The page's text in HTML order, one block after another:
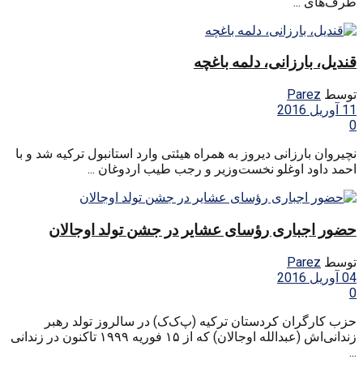
قندیل، بارزانی، دلمه باغچه
توسط Parez
11 آوریل 2016
0
نچیروان بارزانی دیروز به همراه هیئتی وارد استانبول ترکیه شد و با
احمد داود اوغلو نخست‌وزیر و رجب طیب اردوغان ...
حضور اجباری رؤسای عشایر در جشن تولد اوجالان
توسط Parez
04 آوریل 2016
0
حزب کارگران کردستان ترکیه (پ‌ک‌ک) در سالروز تولد رهبر
زندانی‌اش (عبدالله اوجالان) که از ۱۵ فوریه ۱۹۹۹ تاکنون در زندانی
...